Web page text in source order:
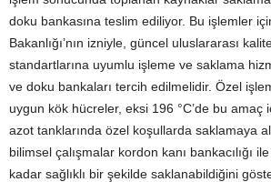
doku bankasına teslim ediliyor. Bu işlemler
Bakanlığı’nın izniyle, güncel uluslararası
standartlarına uyumlu işleme ve saklama
ve doku bankaları tercih edilmelidir. Özel
uygun kök hücreler, eksi 196 °C’de bu amaç
azot tanklarında özel koşullarda saklamaya
bilimsel çalışmalar kordon kanı bankacılığı
kadar sağlıklı bir şekilde saklanabildiğini